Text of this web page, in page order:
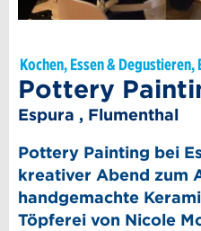
Kochen, Essen &
Pottery
Espura , Flumenthal
Pottery Painting bei
kreativer Abend zum
handgemachte
Töpferei von Nicole